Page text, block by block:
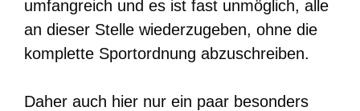
umfangreich und es ist fast unmöglich, alle
an dieser Stelle wiederzugeben, ohne die
komplette Sportordnung abzuschreiben.
Daher auch hier nur ein paar besonders